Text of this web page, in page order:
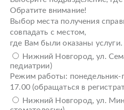
Обратите внимание!
Выбор места получения
совпадать с местом,
где Вам были оказаны услуги.
Нижний Новгород, ул.
педиатрии)
Режим работы: понедельник-
17.00 (обращаться в
Нижний Новгород, ул.